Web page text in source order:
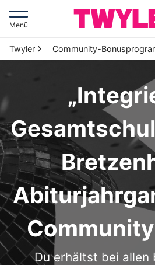
Menü
Twyler Community-
Du erhältst bei allen